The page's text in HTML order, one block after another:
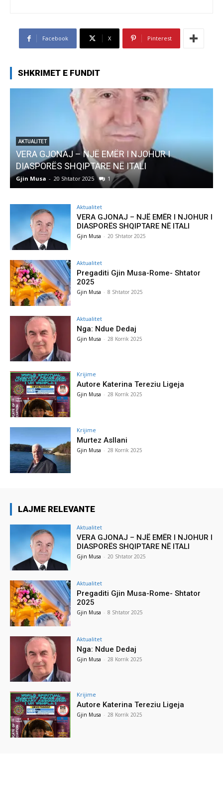
Facebook X Pinterest
SHKRIMET E FUNDIT
AKTUALITET
Pregaditi Gjin Musa-Rome- Shtator 2025
Gjin Musa - 8 Shtator 2025 0
Aktualitet
VERA GJONAJ – NJË EMËR I NJOHUR I
DIASPORËS SHQIPTARE NË ITALI
Gjin Musa - 20 Shtator 2025
Aktualitet
Pregaditi Gjin Musa-Rome- Shtator
2025
Gjin Musa - 8 Shtator 2025
Aktualitet
Nga: Ndue Dedaj
Gjin Musa - 28 Korrik 2025
Krijime
Autore Katerina Tereziu Ligeja
Gjin Musa - 28 Korrik 2025
Krijime
Murtez Asllani
Gjin Musa - 28 Korrik 2025
LAJME RELEVANTE
Aktualitet
VERA GJONAJ – NJË EMËR I NJOHUR I
DIASPORËS SHQIPTARE NË ITALI
Gjin Musa - 20 Shtator 2025
Aktualitet
Pregaditi Gjin Musa-Rome- Shtator
2025
Gjin Musa - 8 Shtator 2025
Aktualitet
Nga: Ndue Dedaj
Gjin Musa - 28 Korrik 2025
Krijime
Autore Katerina Tereziu Ligeja
Gjin Musa - 28 Korrik 2025